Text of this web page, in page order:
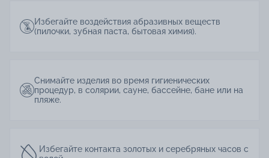
Избегайте воздействия абразивных веществ
(пилочки, зубная паста, бытовая химия).
Снимайте изделия во время гигиенических
процедур, в солярии, сауне, бассейне, бане или на
пляже.
Избегайте контакта золотых и серебряных часов с